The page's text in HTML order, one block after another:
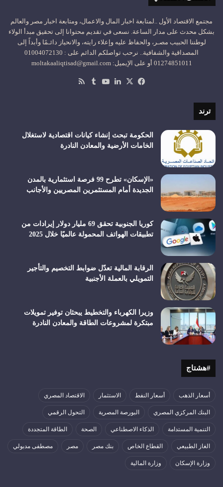
مجتمع الاقتصاد الأول ..لمتابعة اخبار المال والاعمال، ومتابعة اخبار مصر والعالم
بشكل محدث على مدار الساعة. نسعى في تقديم محتوانا إلى تحقيق مبدأ الولاء
لوطننا الحبيب مصـر، والحفاظ عليه وإعلاء رايته، والانحياز دائـمًا وأبداً إلى
المصداقية والشفافية.. نرحب تواصلكم الدائم على : 01004072130
01274851011 أو على الإيميل: moltakaaliqtisad@gmail.com
فيسبوك
‫X لينكدإن‫YouTube
ترند
الحكومة تبحث إنشاء كيانات اقتصادية لاستغلال
الخامات الأرضية والمعادن النادرة
«الإسكان» تطرح 99 فرصة استثمارية بالمدن
الجديدة أمام المستثمرين المصريين والأجانب
كوريا الجنوبية تحقق 69 مليار دولار إيرادات من
تطبيقات الهواتف المحمولة عالميًا خلال 2025
الرقابة المالية تعدّل ضوابط التخصيم والتأجير
التمويلي بالعملة الأجنبية
وزيرا الكهرباء والتخطيط يبحثان توفير تمويلات
مبتكرة لمشروعات الطاقة والمعادن النادرة
#هشتاج
أسعار الذهب أسعار النفط الاستثمار الاقتصاد المصري
البنك المركزي المصري البورصة المصرية التحول الرقمي
التنمية المستدامة الذكاء الاصطناعي الصحة الطاقة المتجددة
الغاز الطبيعي القطاع الخاص بنك مصر مصر مصطفى مدبولي
وزارة الإسكان وزارة المالية